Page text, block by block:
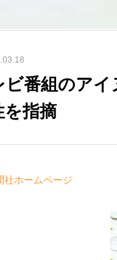
ビ番組のア
を指摘
社ホームページ